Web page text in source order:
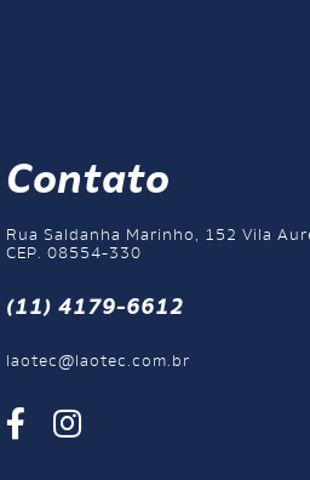
Contato
Rua Saldanha Marinho, 152 Vila
CEP. 08554-330
(11) 4179-6612
laotec@laotec.com.br